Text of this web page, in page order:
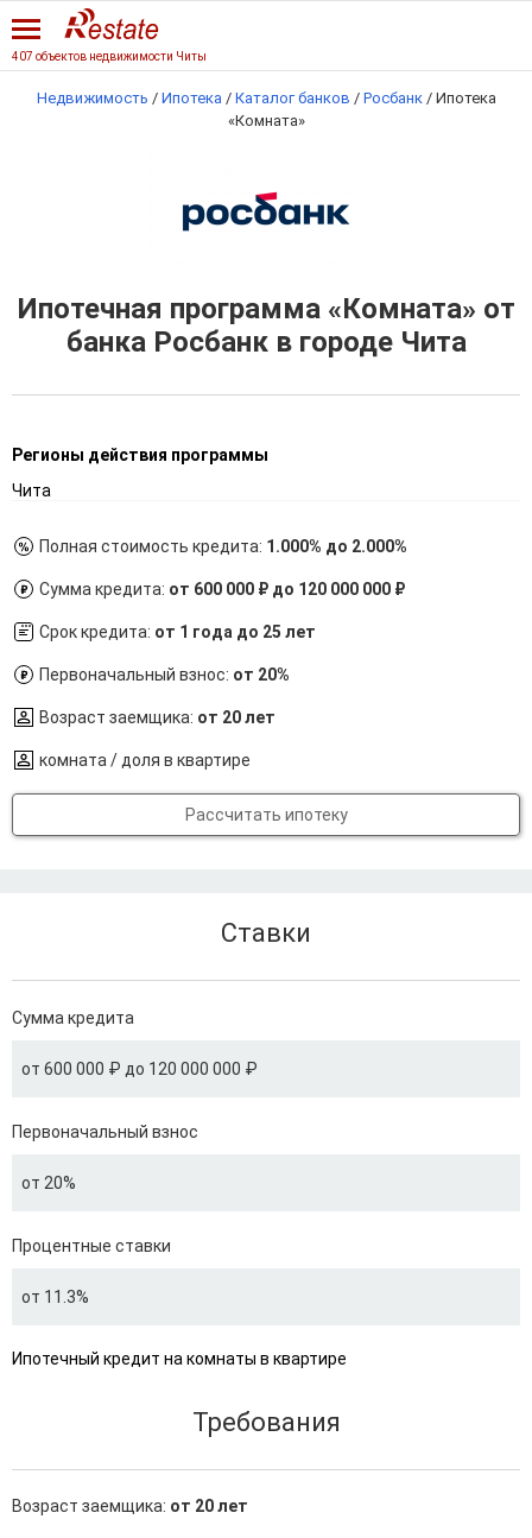
407 объектов недвижимости Читы
Недвижимость / Ипотека / Каталог банков / Росбанк / Ипотека
«Комната»
Ипотечная программа «Комната» от
банка Росбанк в городе Чита
Регионы действия программы
Чита
Полная стоимость кредита: 1.000% до 2.000%
Сумма кредита: от 600 000 ₽ до 120 000 000 ₽
Срок кредита: от 1 года до 25 лет
Первоначальный взнос: от 20%
Возраст заемщика: от 20 лет
комната / доля в квартире
Рассчитать ипотеку
Ставки
Сумма кредита
от 600 000 ₽ до 120 000 000 ₽
Первоначальный взнос
от 20%
Процентные ставки
от 11.3%
Ипотечный кредит на комнаты в квартире
Требования
Возраст заемщика: от 20 лет